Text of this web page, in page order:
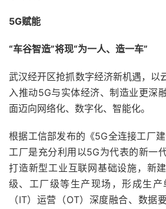
5G赋能
“车谷智造”将现“为一人、造一车”
武汉经开区抢抓数字经济新机遇，以
入推动5G与实体经济、制造业更深
面迈向网络化、数字化、智能化。
根据工信部发布的《5G全连接工厂
工厂是充分利用以5G为代表的新一
打造新型工业互联网基础设施，新
级、工厂级等生产现场，形成生
（IT）运营（OT）深度融合、数据